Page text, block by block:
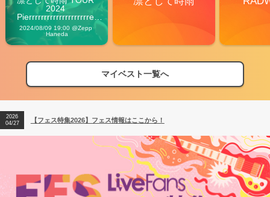
2024
Pierrrrrrrrrrrrrrrrrrrre
Vibes
2024/08/09 19:00 @Zepp
Haneda
マイベスト一覧へ
【フェス特集2026】フェス情報はここから！
【ライブ動員ランキング】2026年上半期編発表！
2026
04/27
【フェス特集2026】フェス情報はここから！
2026
【ライブ動員ランキング】2026年上半期編発表！